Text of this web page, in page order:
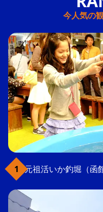
今人気の
元祖活いか釣堀（函